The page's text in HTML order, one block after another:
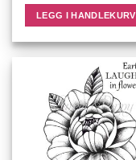
LEGG I HANDLEKURV